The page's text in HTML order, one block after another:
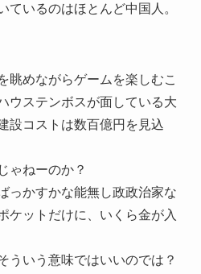
ているのはほとんど中国人。
眺めながらゲームを楽しむこ
ウステンボスが面している大
設コストは数百億円を見込
ゃねーのか？
っかすかな能無し政政治家な
ケットだけに、いくら金が入
ういう意味ではいいのでは？